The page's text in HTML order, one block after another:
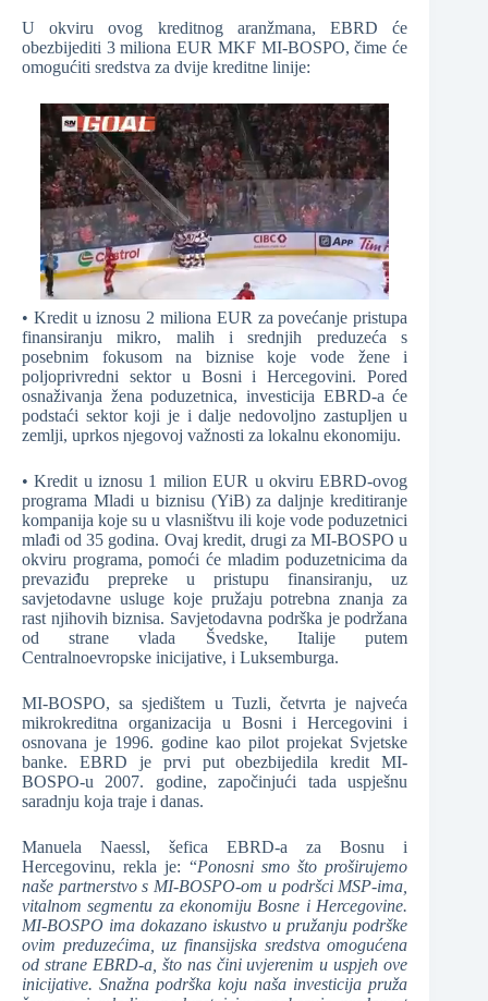
U okviru ovog kreditnog aranžmana, EBRD će
obezbijediti 3 miliona EUR MKF MI-BOSPO, čime će
omogućiti sredstva za dvije kreditne linije:
• Kredit u iznosu 2 miliona EUR za povećanje pristupa
finansiranju mikro, malih i srednjih preduzeća s
posebnim fokusom na biznise koje vode žene i
poljoprivredni sektor u Bosni i Hercegovini. Pored
osnaživanja žena poduzetnica, investicija EBRD-a će
podstaći sektor koji je i dalje nedovoljno zastupljen u
zemlji, uprkos njegovoj važnosti za lokalnu ekonomiju.
• Kredit u iznosu 1 milion EUR u okviru EBRD-ovog
programa Mladi u biznisu (YiB) za daljnje kreditiranje
kompanija koje su u vlasništvu ili koje vode poduzetnici
mlađi od 35 godina. Ovaj kredit, drugi za MI-BOSPO u
okviru programa, pomoći će mladim poduzetnicima da
prevaziđu prepreke u pristupu finansiranju, uz
savjetodavne usluge koje pružaju potrebna znanja za
rast njihovih biznisa. Savjetodavna podrška je podržana
od strane vlada Švedske, Italije putem
Centralnoevropske inicijative, i Luksemburga.
MI-BOSPO, sa sjedištem u Tuzli, četvrta je najveća
mikrokreditna organizacija u Bosni i Hercegovini i
osnovana je 1996. godine kao pilot projekat Svjetske
banke. EBRD je prvi put obezbijedila kredit MI-
BOSPO-u 2007. godine, započinjući tada uspješnu
saradnju koja traje i danas.
Manuela Naessl, šefica EBRD-a za Bosnu i
Hercegovinu, rekla je: “Ponosni smo što proširujemo
naše partnerstvo s MI-BOSPO-om u podršci MSP-ima,
vitalnom segmentu za ekonomiju Bosne i Hercegovine.
MI-BOSPO ima dokazano iskustvo u pružanju podrške
ovim preduzećima, uz finansijska sredstva omogućena
od strane EBRD-a, što nas čini uvjerenim u uspjeh ove
inicijative. Snažna podrška koju naša investicija pruža